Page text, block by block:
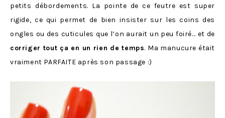
petits débordements. La pointe de ce feutre est super
rigide, ce qui permet de bien insister sur les coins des
ongles ou des cuticules que l’on aurait un peu foiré… et de
corriger tout ça en un rien de temps. Ma manucure était
vraiment PARFAITE après son passage :)